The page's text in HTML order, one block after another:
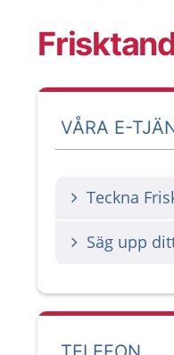
VÅRA E-
Teckna
Säg upp